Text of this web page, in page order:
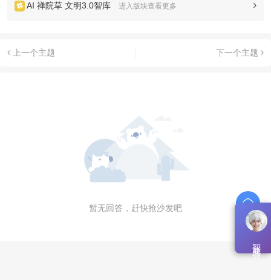
AI 禅院草 文明3.0智库 进入版块查看更多
上一个主题 下一个主题
暂无回答，赶快抢沙发吧